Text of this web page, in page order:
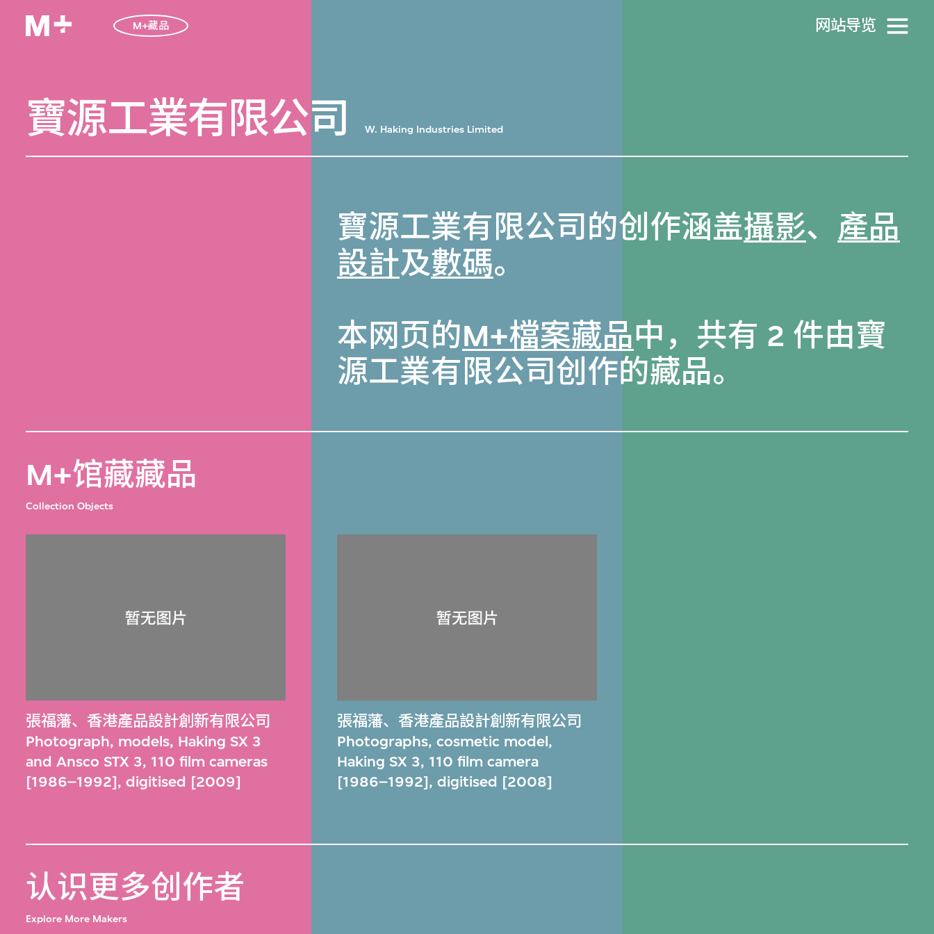
M+藏品 网站导览
寶源工業有限公司 W. Haking Industries Limited
寶源工業有限公司的创作涵盖攝影、 產品
設計及數碼。
本网页的M+檔案藏品中，共有 2 件由寶
源工業有限公司创作的藏品。
M+馆藏藏品
Collection Objects
張福藩、 香港產品設計創新有限公司
Photograph, models, Haking SX 3
and Ansco STX 3, 110 film cameras
[1986–1992], digitised [2009]
張福藩、 香港產品設計創新有限公司
Photographs, cosmetic model,
Haking SX 3, 110 film camera
[1986–1992], digitised [2008]
认识更多创作者
Explore More Makers